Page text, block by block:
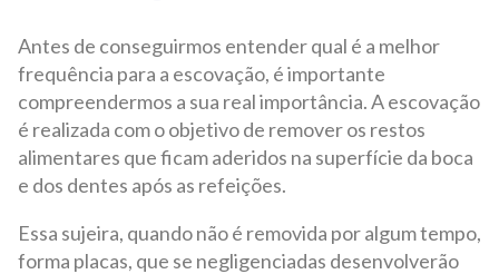
Antes de conseguirmos entender qual é a melhor
frequência para a escovação, é importante
compreendermos a sua real importância. A escovação
é realizada com o objetivo de remover os restos
alimentares que ficam aderidos na superfície da boca
e dos dentes após as refeições.
Essa sujeira, quando não é removida por algum tempo,
forma placas, que se negligenciadas desenvolverão